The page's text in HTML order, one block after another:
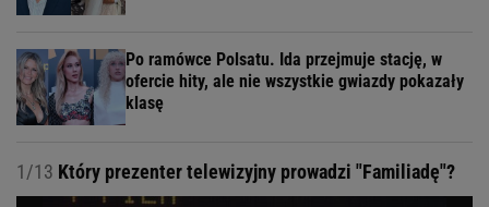
Po ramówce Polsatu. Ida przejmuje stację, w
ofercie hity, ale nie wszystkie gwiazdy pokazały
klasę
1/13 Który prezenter telewizyjny prowadzi "Familiadę"?